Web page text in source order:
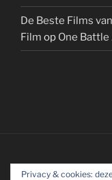
De Beste Films
Film op One
Privacy & cookies: